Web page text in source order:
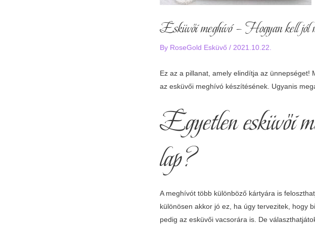
Esküvői meghívó – Hogyan kell jól
By RoseGold Esküvő/ 2021.10.22.
Ez az a pillanat, amely elindítja az
az esküvői meghívó készítésének. Ugyanis
Egyetlen esküvői
lap?
A meghívót több különböző kártyára is
különösen akkor jó ez, ha úgy tervezitek, hogy
pedig az esküvői vacsorára is. De